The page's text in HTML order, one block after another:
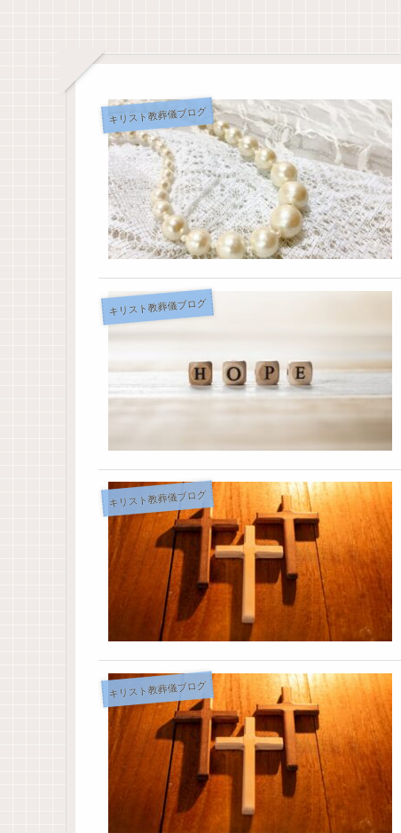
キリスト教葬儀ブログ
キリスト教葬儀ブログ
キリスト教葬儀ブログ
キリスト教葬儀ブログ